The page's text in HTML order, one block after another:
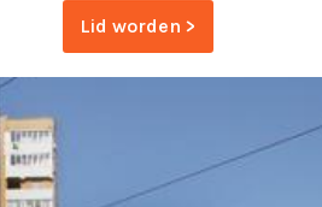
Lid worden >